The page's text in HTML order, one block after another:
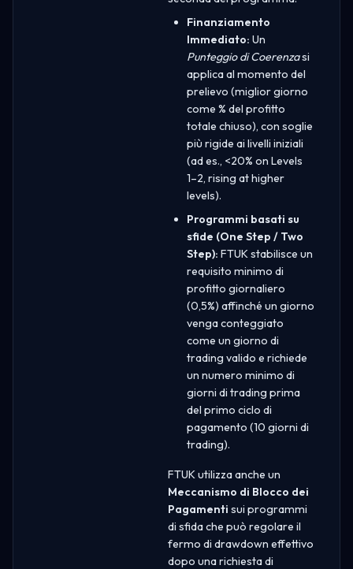
Finanziamento
Immediato: Un
Punteggio di Coerenzasi
applica al momento del
prelievo (miglior giorno
come % del profitto
totale chiuso), con soglie
più rigide ai livelli iniziali
(ad es., <20% on Levels
1–2, rising at higher
levels).
Programmi basati su
sfide (One Step / Two
Step): FTUK stabilisce un
requisito minimo di
profitto giornaliero
(0,5%) affinché un giorno
venga conteggiato
come un giorno di
trading valido e richiede
un numero minimo di
giorni di trading prima
del primo ciclo di
pagamento (10 giorni di
trading).
FTUK utilizza anche un
Meccanismo di Blocco dei
Pagamenti sui programmi
di sfida che può regolare il
fermo di drawdown effettivo
dopo una richiesta di